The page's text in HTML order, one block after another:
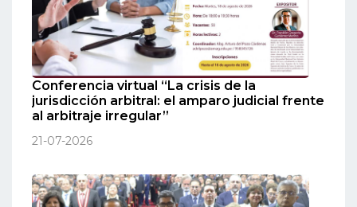
Conferencia virtual “La crisis de la
jurisdicción arbitral: el amparo judicial frente
al arbitraje irregular”
21-07-2026